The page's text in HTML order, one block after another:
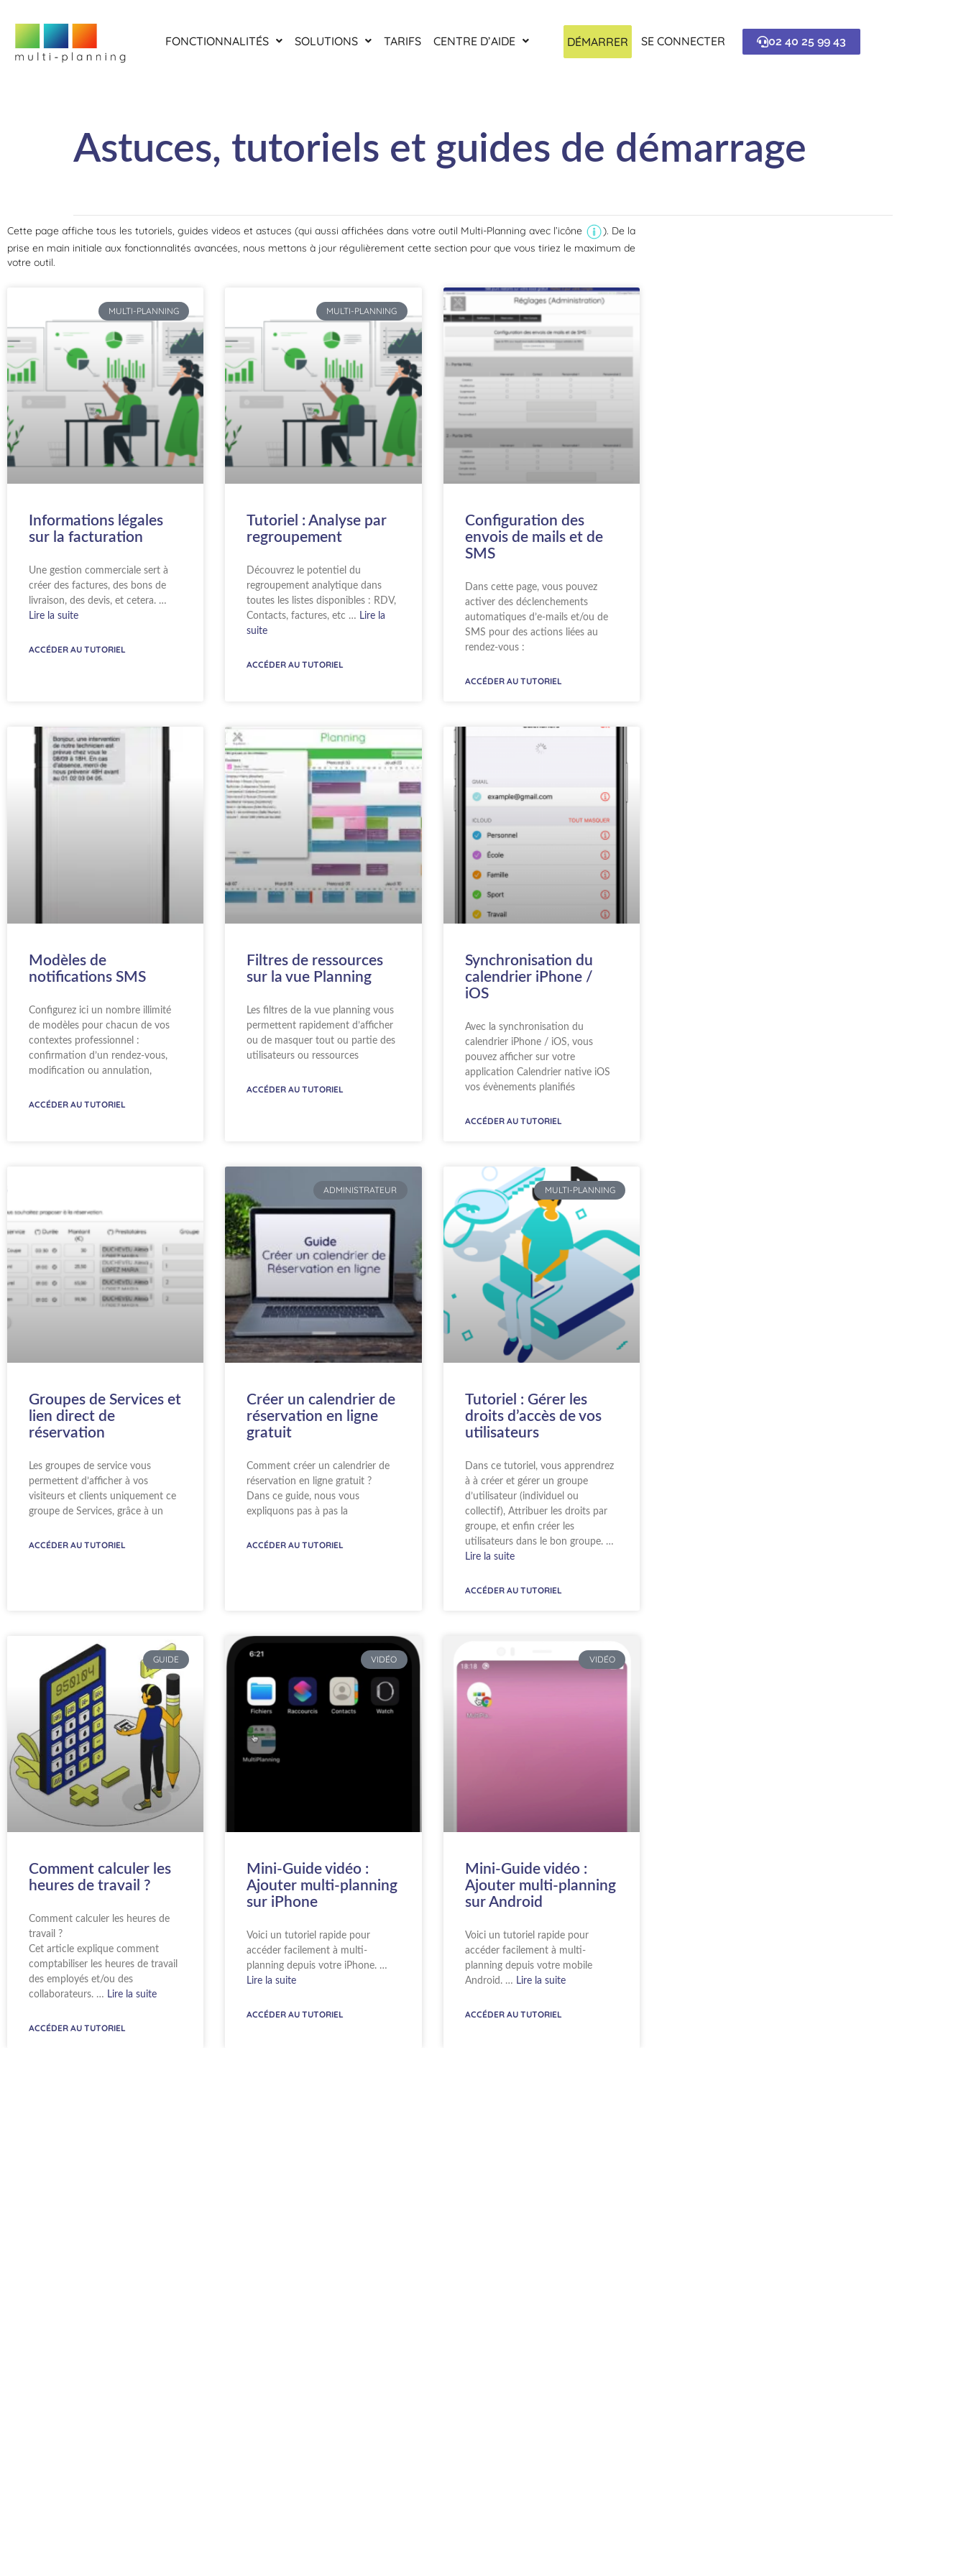
FONCTIONNALITÉS SOLUTIONS TARIFS CENTRE D’AIDE DÉMARRER SE CONNECTER 02 40 25 99 43
Astuces, tutoriels et guides de démarrage
Cette page affiche tous les tutoriels, guides videos et astuces (qui aussi affichées dans votre outil Multi-Planning avec l’icône
). De la
prise en main initiale aux fonctionnalités avancées, nous mettons à jour régulièrement cette section pour que vous tiriez le maximum de
votre outil.
MULTI-PLANNING
Informations légales
sur la facturation
Une gestion commerciale sert à
créer des factures, des bons de
livraison, des devis, et cetera. …
Lire la suite
ACCÉDER AU TUTORIEL
MULTI-PLANNING
Tutoriel : Analyse par
regroupement
Découvrez le potentiel du
regroupement analytique dans
toutes les listes disponibles : RDV,
Contacts, factures, etc … Lire la
suite
ACCÉDER AU TUTORIEL
Configuration des
envois de mails et de
SMS
Dans cette page, vous pouvez
activer des déclenchements
automatiques d’e-mails et/ou de
SMS pour des actions liées au
rendez-vous :
ACCÉDER AU TUTORIEL
Modèles de
notifications SMS
Configurez ici un nombre illimité
de modèles pour chacun de vos
contextes professionnel :
confirmation d’un rendez-vous,
modification ou annulation,
ACCÉDER AU TUTORIEL
Filtres de ressources
sur la vue Planning
Les filtres de la vue planning vous
permettent rapidement d’afficher
ou de masquer tout ou partie des
utilisateurs ou ressources
ACCÉDER AU TUTORIEL
Synchronisation du
calendrier iPhone /
iOS
Avec la synchronisation du
calendrier iPhone / iOS, vous
pouvez afficher sur votre
application Calendrier native iOS
vos évènements planifiés
ACCÉDER AU TUTORIEL
Groupe​s de Services et
lien direct de
réservation
Les groupes de service vous
permettent d’afficher à vos
visiteurs et clients uniquement ce
groupe de Services, grâce à un
ACCÉDER AU TUTORIEL
ADMINISTRATEUR
Créer un calendrier de
réservation en ligne
gratuit
Comment créer un calendrier de
réservation en ligne gratuit ?
Dans ce guide, nous vous
expliquons pas à pas la
ACCÉDER AU TUTORIEL
MULTI-PLANNING
Tutoriel : Gérer les
droits d’accès de vos
utilisateurs
Dans ce tutoriel, vous apprendrez
à à créer et gérer un groupe
d’utilisateur (individuel ou
collectif), Attribuer les droits par
groupe, et enfin créer les
utilisateurs dans le bon groupe. …
Lire la suite
ACCÉDER AU TUTORIEL
GUIDE
Comment calculer les
heures de travail ?
Comment calculer les heures de
travail ?
Cet article explique comment
comptabiliser les heures de travail
des employés et/ou des
collaborateurs. … Lire la suite
ACCÉDER AU TUTORIEL
VIDÉO
Mini-Guide vidéo :
Ajouter multi-planning
sur iPhone
Voici un tutoriel rapide pour
accéder facilement à multi-
planning depuis votre iPhone. …
Lire la suite
ACCÉDER AU TUTORIEL
VIDÉO
Mini-Guide vidéo :
Ajouter multi-planning
sur Android
Voici un tutoriel rapide pour
accéder facilement à multi-
planning depuis votre mobile
Android. … Lire la suite
ACCÉDER AU TUTORIEL